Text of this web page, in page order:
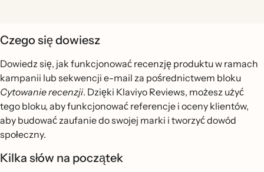
Czego się dowiesz
Dowiedz się, jak funkcjonować recenzję produktu w ramach
kampanii lub sekwencji e-mail za pośrednictwem bloku
Cytowanie recenzji. Dzięki Klaviyo Reviews, możesz użyć
tego bloku, aby funkcjonować referencje i oceny klientów,
aby budować zaufanie do swojej marki i tworzyć dowód
społeczny.
Kilka słów na początek